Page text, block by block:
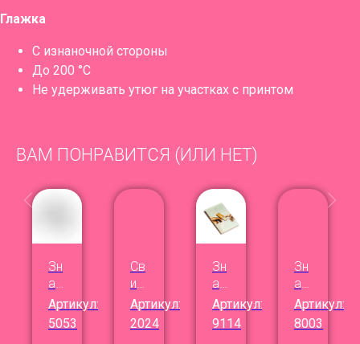
Глажка
С изнаночной стороны
До 200 °C
Не удерживать утюг на участках с принтом
ВАМ ПОНРАВИТСЯ (ИЛИ НЕТ)
Зн
ач
ок
Fo
r
Артикул:
5053
Св
ит
ш
от
Фи
Артикул:
2024
Зн
ач
ок
Пр
ок
Артикул:
9114
Зн
ач
ок
Ма
ст
Артикул:
8003